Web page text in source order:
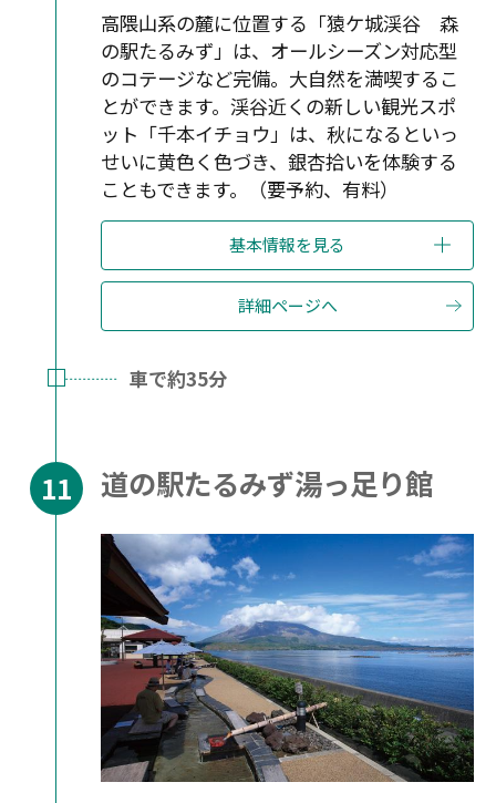
高隈山系の麓に位置する「猿ケ城渓谷 森
の駅たるみず」は、オールシーズン対応型
のコテージなど完備。大自然を満喫するこ
とができます。渓谷近くの新しい観光スポ
ット「千本イチョウ」は、秋になるといっ
せいに黄色く色づき、銀杏拾いを体験する
こともできます。（要予約、有料）
基本情報を見る
詳細ページへ
車で約35分
道の駅たるみず湯っ足り館